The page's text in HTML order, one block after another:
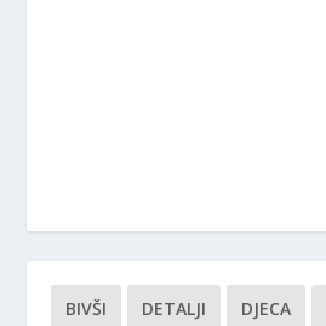
BIVŠI DETALJI DJECA